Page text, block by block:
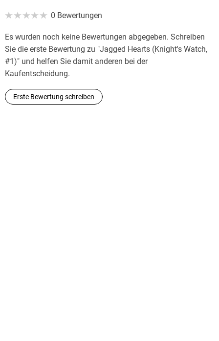
0 Bewertungen
Es wurden noch keine Bewertungen abgegeben. Schreiben
Sie die erste Bewertung zu "Jagged Hearts (Knight's Watch,
#1)" und helfen Sie damit anderen bei der
Kaufentscheidung.
Erste Bewertung schreiben